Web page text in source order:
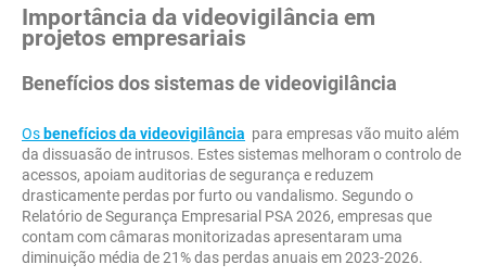
Importância da videovigilância em
projetos empresariais
Benefícios dos sistemas de videovigilância
Os benefícios da videovigilância para empresas vão muito além
da dissuasão de intrusos. Estes sistemas melhoram o controlo de
acessos, apoiam auditorias de segurança e reduzem
drasticamente perdas por furto ou vandalismo. Segundo o
Relatório de Segurança Empresarial PSA 2026, empresas que
contam com câmaras monitorizadas apresentaram uma
diminuição média de 21% das perdas anuais em 2023-2026.